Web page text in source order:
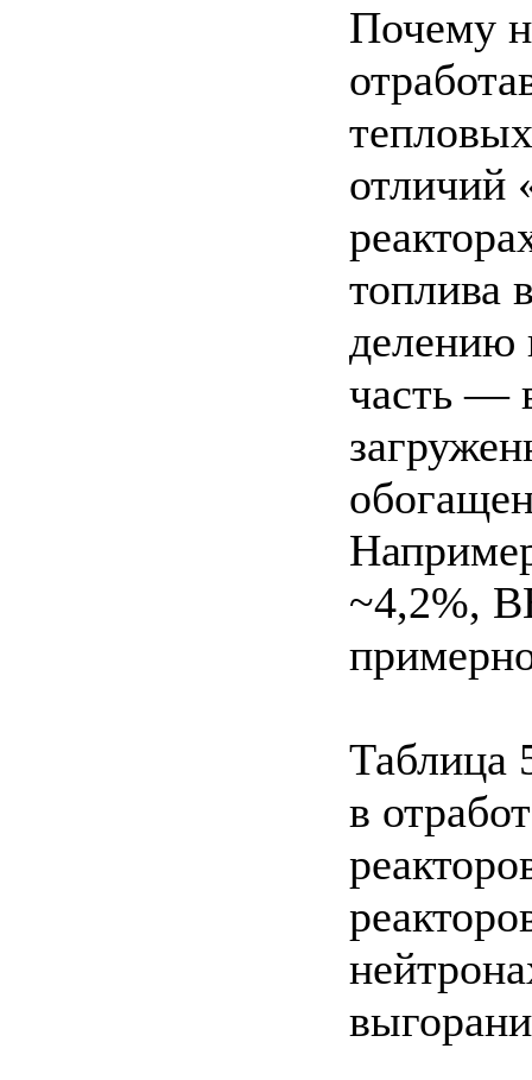
Почему
отличий
топлива
делению
часть —
~4,2%,
Таблица
в